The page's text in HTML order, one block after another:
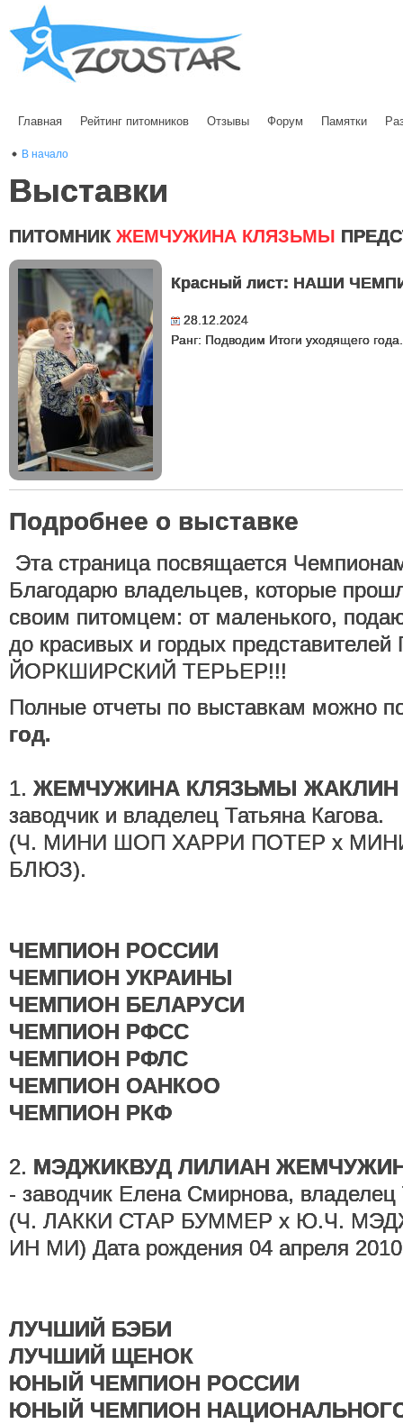
Главная Рейтинг питомников Отзывы Форум Памятки
В начало
Выставки
ПИТОМНИК ЖЕМЧУЖИНА КЛЯЗЬМЫ
Красный лист: НАШИ
28.12.2024
Ранг: Подводим Итоги уходящего года.
Подробнее о выставке
Эта страница посвящается
Благодарю владельцев, которые
своим питомцем: от маленького,
до красивых и гордых
ЙОРКШИРСКИЙ ТЕРЬЕР!!!
Полные отчеты по выставкам можно
год.
1. ЖЕМЧУЖИНА КЛЯЗЬМЫ ЖАКЛИН
заводчик и владелец Татьяна Кагова.
(Ч. МИНИ ШОП ХАРРИ ПОТЕР х
БЛЮЗ).
ЧЕМПИОН РОССИИ
ЧЕМПИОН УКРАИНЫ
ЧЕМПИОН БЕЛАРУСИ
ЧЕМПИОН РФСС
ЧЕМПИОН РФЛС
ЧЕМПИОН ОАНКОО
ЧЕМПИОН РКФ
2. МЭДЖИКВУД ЛИЛИАН
- заводчик Елена Смирнова, владелец
(Ч. ЛАККИ СТАР БУММЕР х Ю.Ч.
ИН МИ) Дата рождения 04 апреля
ЛУЧШИЙ БЭБИ
ЛУЧШИЙ ЩЕНОК
ЮНЫЙ ЧЕМПИОН РОССИИ
ЮНЫЙ ЧЕМПИОН